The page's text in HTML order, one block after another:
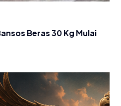
Beras 30 Kg Mulai